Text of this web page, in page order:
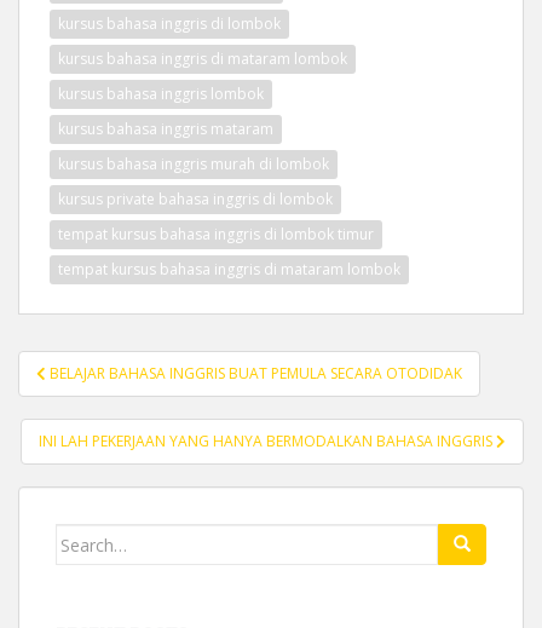
kursus bahasa inggris di lombok
kursus bahasa inggris di mataram lombok
kursus bahasa inggris lombok
kursus bahasa inggris mataram
kursus bahasa inggris murah di lombok
kursus private bahasa inggris di lombok
tempat kursus bahasa inggris di lombok timur
tempat kursus bahasa inggris di mataram lombok
Post
navigation
BELAJAR BAHASA INGGRIS BUAT PEMULA SECARA OTODIDAK
INI LAH PEKERJAAN YANG HANYA BERMODALKAN BAHASA INGGRIS
Search